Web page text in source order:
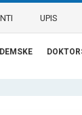
UPIS